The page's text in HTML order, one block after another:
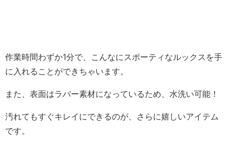
作業時間わずか1分で、こんなにスポーティなルックスを手
に入れることができちゃいます。
また、表面はラバー素材になっているため、水洗い可能！
汚れてもすぐキレイにできるのが、さらに嬉しいアイテム
です。